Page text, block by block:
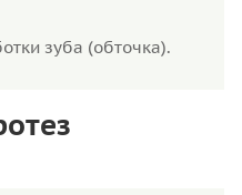
зуба (обточка).